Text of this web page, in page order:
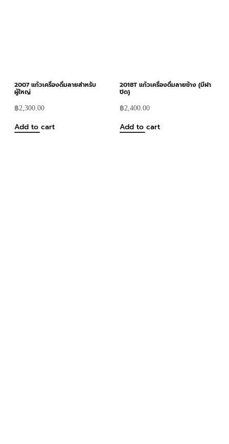
2007 แก้วเครื่องดื่มลายสำหรับ
ผู้ใหญ่
฿2,300.00
Add to cart
2018T แก้วเครื่องดื่มลายช้าง (มีฝา
ปิด)
฿2,400.00
Add to cart